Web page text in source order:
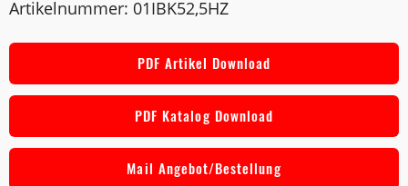
Artikelnummer: 01IBK52,5HZ
PDF Artikel Download
PDF Katalog Download
Mail Angebot/Bestellung